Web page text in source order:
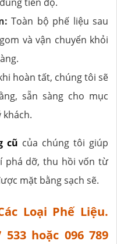
Toàn bộ phế liệu sau
và vận chuyển khỏi
hoàn tất, chúng tôi sẽ
sẵn sàng cho mục
cũ của chúng tôi giúp
phá dỡ, thu hồi vốn từ
mặt bằng sạch sẽ.
Loại Phế Liệu.
hoặc 096 789